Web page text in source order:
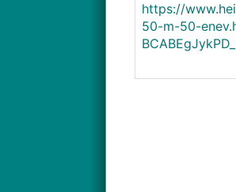
https://
50-m-50-